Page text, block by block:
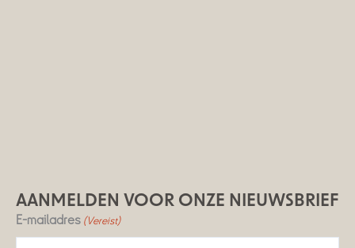
AANMELDEN VOOR ONZE NIEUWSBRIEF
E-mailadres (Vereist)